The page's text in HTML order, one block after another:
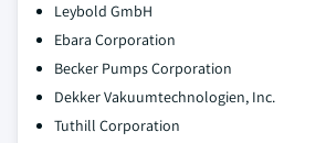
Leybold GmbH
Ebara Corporation
Becker Pumps Corporation
Dekker Vakuumtechnologien, Inc.
Tuthill Corporation